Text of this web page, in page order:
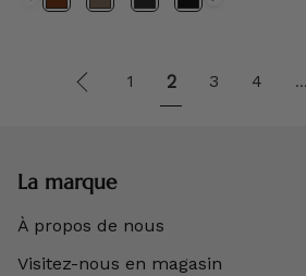
Précédent
1 2 3 4 ...
La marque
À propos de nous
Visitez-nous en magasin